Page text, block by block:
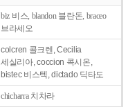
biz 비스, blandon 블란돈, braceo
브라세오
colcren 콜크렌, Cecilia
세실리아, coccion 콕시온,
bistec 비스텍, dictado 딕타도
chicharra 치차라